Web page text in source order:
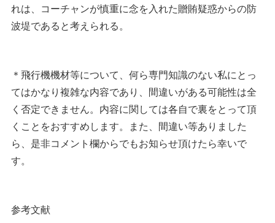
れは、コーチャンが慎重に念を入れた贈賄疑惑からの防
波堤であると考えられる。
＊飛行機機材等について、何ら専門知識のない私にとっ
てはかなり複雑な内容であり、間違いがある可能性は全
く否定できません。内容に関しては各自で裏をとって頂
くことをおすすめします。また、間違い等ありました
ら、是非コメント欄からでもお知らせ頂けたら幸いで
す。
参考文献